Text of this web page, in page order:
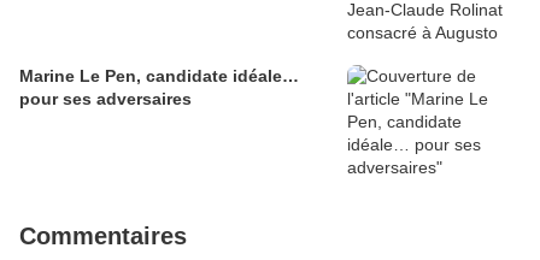
Marine Le Pen, candidate idéale…
pour ses adversaires
Commentaires